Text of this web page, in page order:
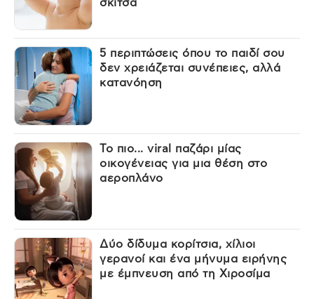
σκίτσα
5 περιπτώσεις όπου το παιδί σου
δεν χρειάζεται συνέπειες, αλλά
κατανόηση
Το πιο... viral παζάρι μίας
οικογένειας για μια θέση στο
αεροπλάνο
Δύο δίδυμα κορίτσια, χίλιοι
γερανοί και ένα μήνυμα ειρήνης
με έμπνευση από τη Χιροσίμα